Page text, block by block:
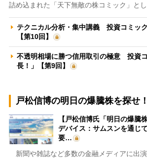
詰め込まれた「天下無敵の株コミック」と
テクニカル分析・集中講義 投資コミック
【第10回】
不透明相場に勝つ信用取引の極意 投資
長！」【第9回】
戸松信博の明日の爆騰株を探せ！
【戸松信博氏「明日の爆騰
デバイス：サムスンを通じ
要…
新聞や雑誌など多数の金融メディアに出